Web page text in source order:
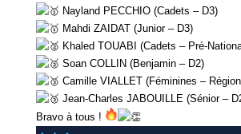
Nayland PECCHIO (Cadets – D3)
Mahdi ZAIDAT (Junior – D3)
Khaled TOUABI (Cadets – Pré-
Soan COLLIN (Benjamin – D2)
Camille VIALLET (Féminines –
Jean-Charles JABOUILLE (Sénior –
Bravo à tous !